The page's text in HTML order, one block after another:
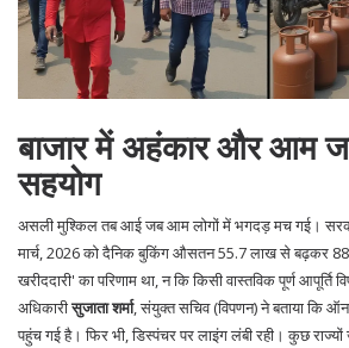
बाजार में अहंकार और आम
सहयोग
असली मुश्किल तब आई जब आम लोगों में भगदड़ मच गई।
मार्च, 2026 को दैनिक बुकिंग औसतन 55.7 लाख से बढ़कर
खरीददारी' का परिणाम था, न कि किसी वास्तविक पूर्ण
अधिकारीसुजाता शर्मा, संयुक्त सचिव (विपणन)ने बताया कि
पहुंच गई है। फिर भी, डिस्पंचर पर लाइंग लंबी रही। कुछ